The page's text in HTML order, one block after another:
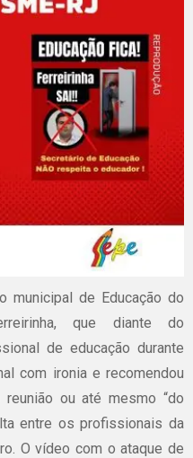
municipal de Educação do
que diante do
de educação durante
com ironia e recomendou
ou até mesmo “do
entre os profissionais da
O vídeo com o ataque de